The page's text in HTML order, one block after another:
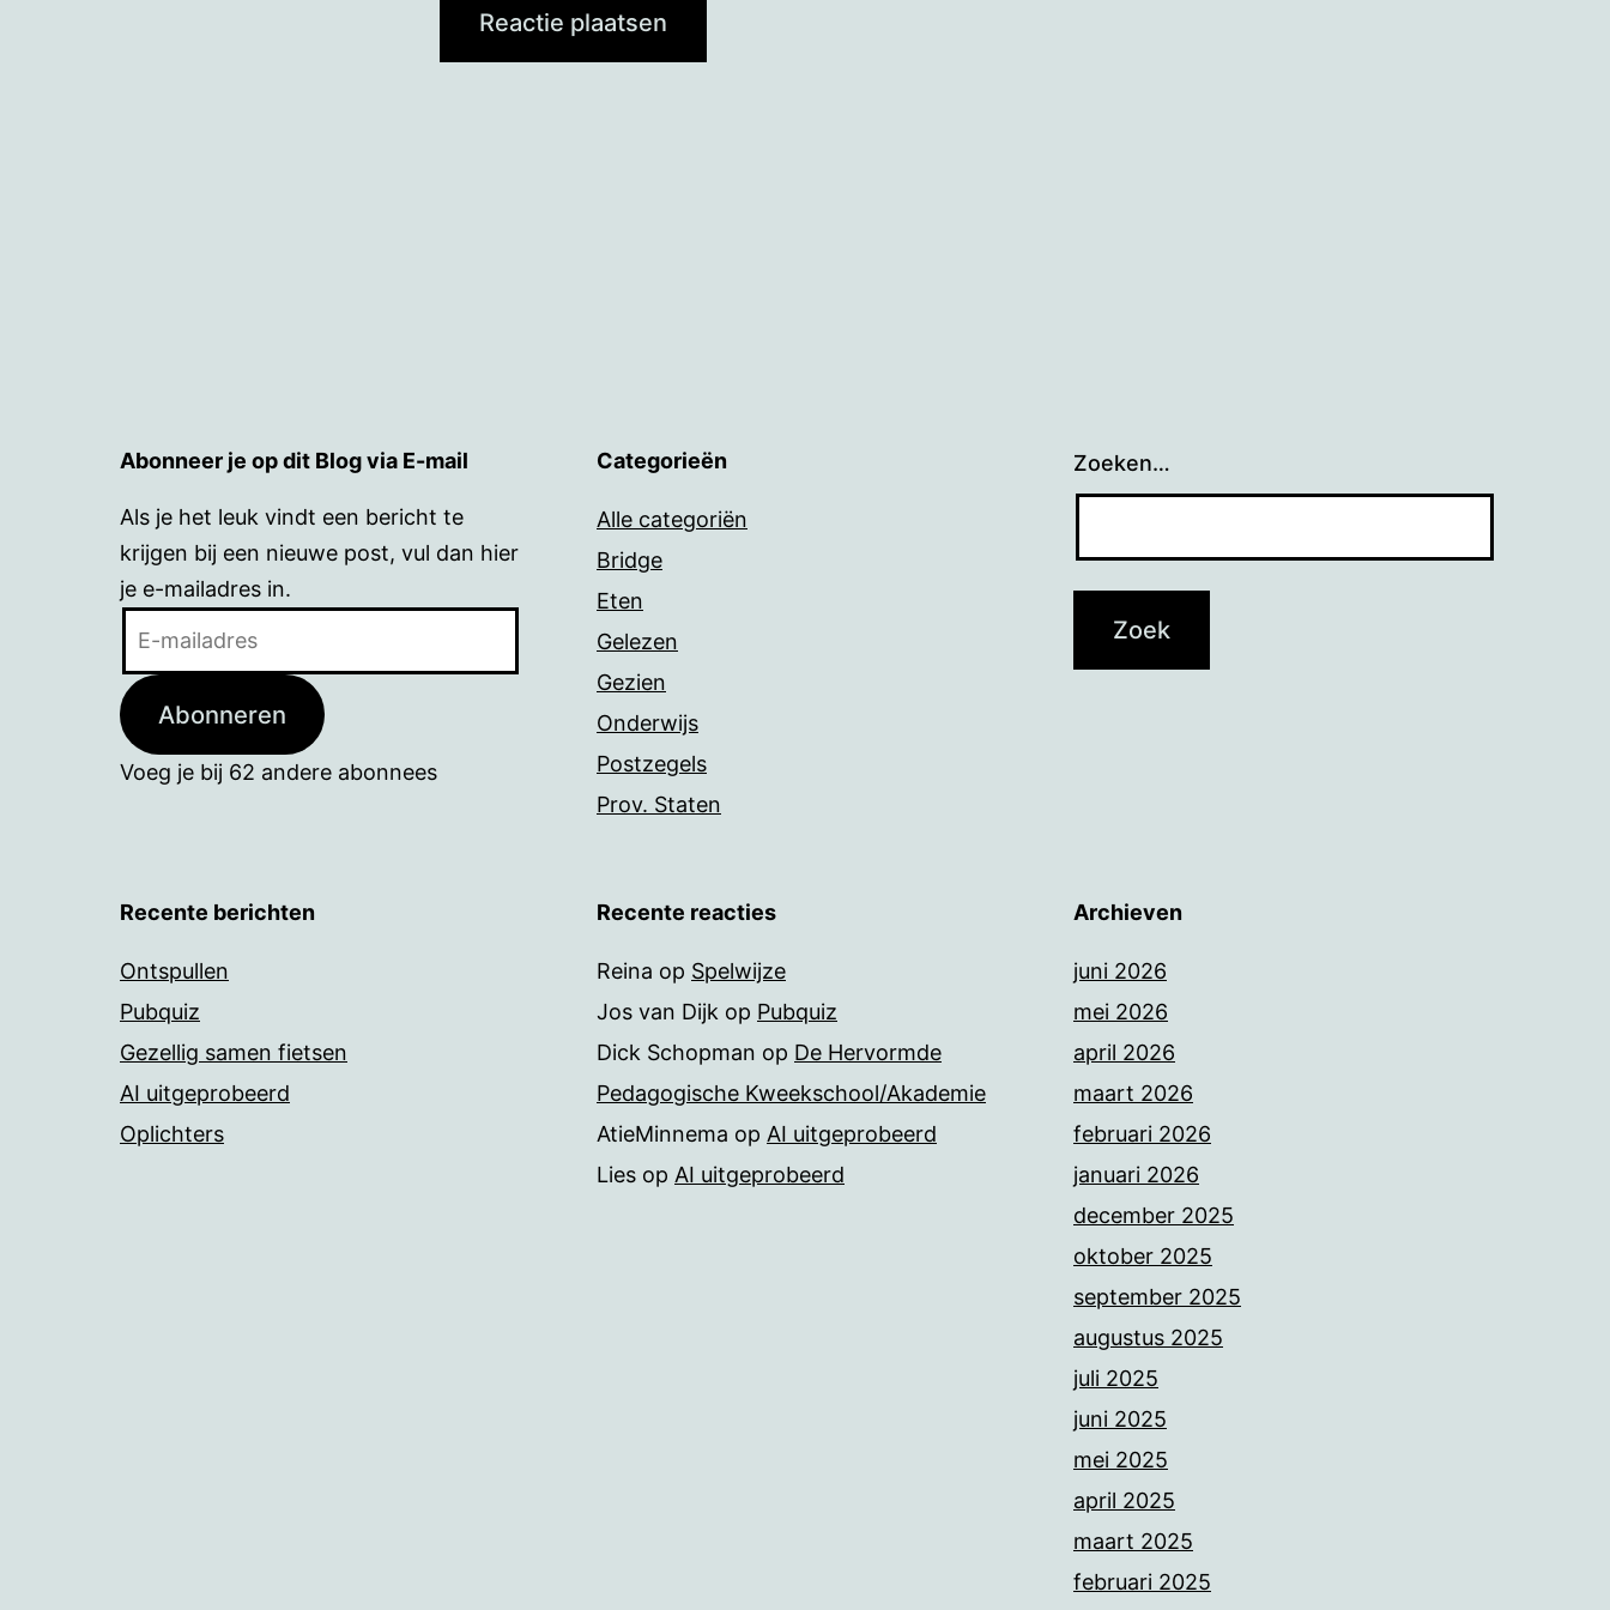
Abonneer je op dit Blog via E-mail
Als je het leuk vindt een bericht te
krijgen bij een nieuwe post, vul dan hier
je e-mailadres in.
Abonneren
Voeg je bij 62 andere abonnees
Categorieën
Alle categoriën
Bridge
Eten
Gelezen
Gezien
Onderwijs
Postzegels
Prov. Staten
Zoeken…
Recente berichten
Ontspullen
Pubquiz
Gezellig samen fietsen
AI uitgeprobeerd
Oplichters
Recente reacties
Reina op Spelwijze
Jos van Dijk op Pubquiz
Dick Schopman op De Hervormde
Pedagogische Kweekschool/Akademie
AtieMinnema op AI uitgeprobeerd
Lies op AI uitgeprobeerd
Archieven
juni 2026
mei 2026
april 2026
maart 2026
februari 2026
januari 2026
december 2025
oktober 2025
september 2025
augustus 2025
juli 2025
juni 2025
mei 2025
april 2025
maart 2025
februari 2025